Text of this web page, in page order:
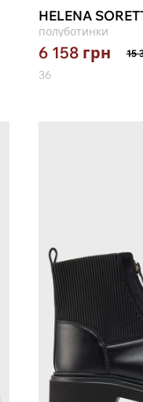
HELENA
полуботинки
6 158 грн 15
36